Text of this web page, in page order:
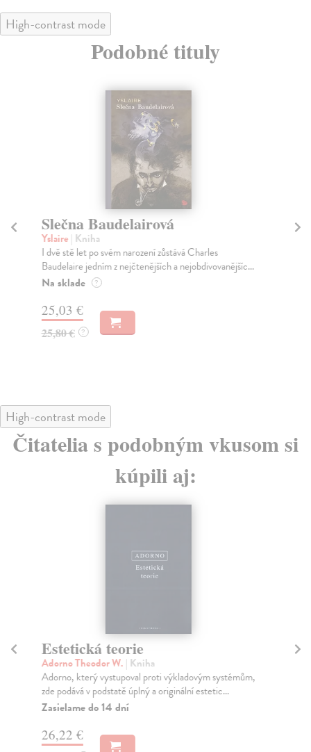
High-contrast mode
Podobné tituly
Slečna Baudelairová
Yslaire | Kniha
I dvě stě let po svém narození zůstává Charles
Baudelaire jedním z nejčtenějších a nejobdivovanějšíc...
Na sklade ?
25,03 €
25,80 € ?
High-contrast mode
Čitatelia s podobným vkusom si
kúpili aj:
Estetická teorie
Adorno Theodor W. | Kniha
Adorno, který vystupoval proti výkladovým systémům,
zde podává v podstatě úplný a originální estetic...
Zasielame do 14 dní
26,22 €